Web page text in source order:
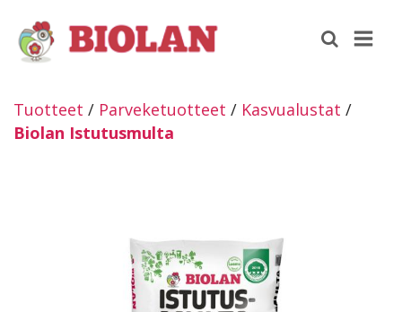
Tuotteet / Parveketuotteet / Kasvualustat /
Biolan Istutusmulta